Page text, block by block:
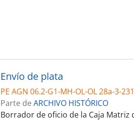
Envío de plata
PE AGN 06.2-G1-MH-OL-OL 28a-3-231
Parte de ARCHIVO HISTÓRICO
Borrador de oficio de la Caja Matriz